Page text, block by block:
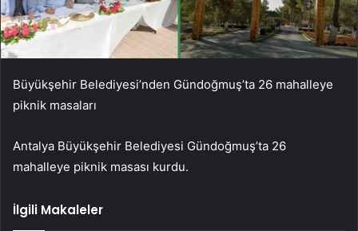
Büyükşehir Belediyesi’nden Gündoğmuş’ta 26 mahalleye
piknik masaları
Antalya Büyükşehir Belediyesi Gündoğmuş’ta 26
mahalleye piknik masası kurdu.
İlgili Makaleler